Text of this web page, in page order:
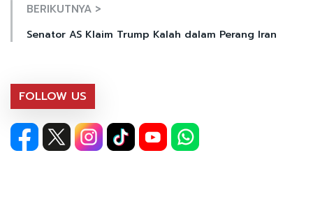
BERIKUTNYA >
Senator AS Klaim Trump Kalah dalam Perang Iran
FOLLOW US